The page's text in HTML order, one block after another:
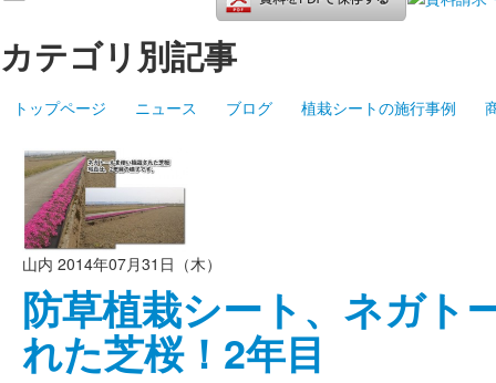
カテゴリ別記事
トップページ ニュース ブログ 植栽シートの施行事例
山内 2014年07月31日（木）
防草植栽シート、ネガト
れた芝桜！2年目